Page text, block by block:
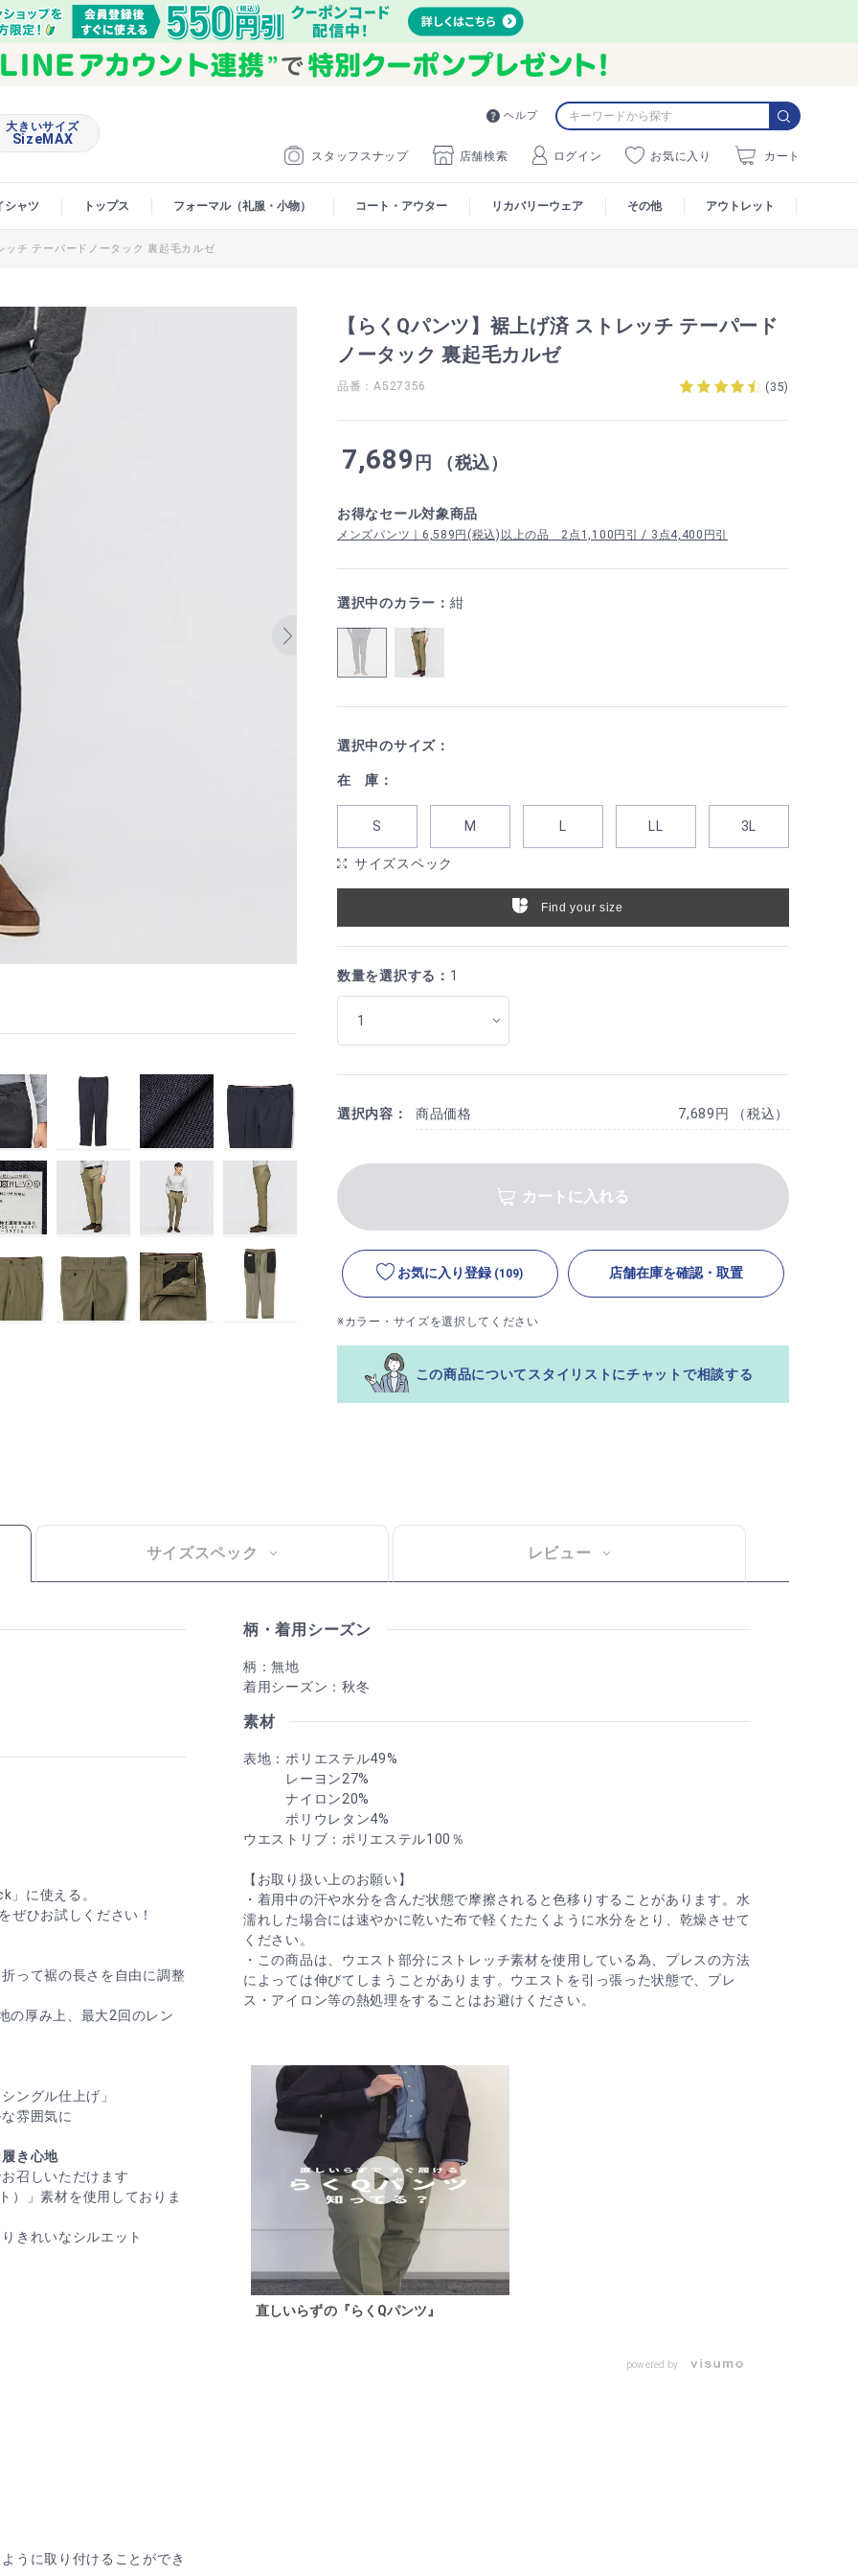
ヘルプ
スタッフスナップ 店舗検索 ログイン お気に入り カート
大きいサイズ
SizeMAX
シャツ トップス フォーマル（礼服・小物） コート・アウター リカバリーウェア その他 アウトレット
ッチ テーパードノータック 裏起毛カルゼ
【らくQパンツ】裾上げ済 ストレッチ テーパード
ノータック 裏起毛カルゼ
品番：A527356 (35)
7,689 円 （税込）
お得なセール対象商品
メンズパンツ｜6,589円(税込)以上の品 2点1,100円引 / 3点4,400円引
選択中のカラー： 紺
選択中のサイズ：
在 庫：
S M L LL 3L
サイズスペック
Find your size
数量を選択する： 1
選択内容： 商品価格 7,689円 （税込）
カートに入れる
お気に入り登録 (109) 店舗在庫を確認・取置
※カラー・サイズを選択してください
この商品についてスタイリストにチャットで相談する
サイズスペック レビュー
」に使える。
ぜひお試しください！
って裾の長さを自由に調整
の厚み上、最大2回のレン
ングル仕上げ」
雰囲気に
き心地
召しいただけます
）」素材を使用しておりま
きれいなシルエット
うに取り付けることができ
柄・着用シーズン
柄：無地
着用シーズン：秋冬
素材
表地：ポリエステル49%
レーヨン27%
ナイロン20%
ポリウレタン4%
ウエストリブ：ポリエステル100％
【お取り扱い上のお願い】
・着用中の汗や水分を含んだ状態で摩擦されると色移りすることがあります。水
濡れした場合には速やかに乾いた布で軽くたたくように水分をとり、乾燥させて
ください。
・この商品は、ウエスト部分にストレッチ素材を使用している為、プレスの方法
によっては伸びてしまうことがあります。ウエストを引っ張った状態で、プレ
ス・アイロン等の熱処理をすることはお避けください。
直しいらずの『らくQパンツ』
powered by